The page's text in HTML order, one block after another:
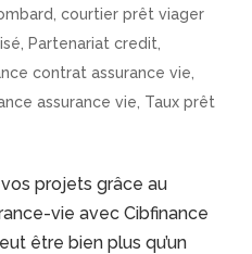
,courtier prêt viager
Partenariat credit
contrat assurance vie
assurance vie Taux prêt
projets grâce au
vie avec Cibfinance
être bien plus qu’un